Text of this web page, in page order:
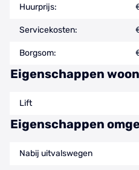
Huurprijs:
Servicekosten:
Borgsom:
Eigenschappen
Lift
Eigenschappen
Nabij uitvalswegen